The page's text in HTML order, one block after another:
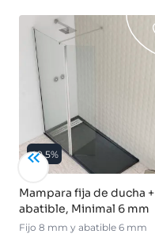
40.5%
Mampara fija de ducha +
abatible, Minimal 6 mm
Fijo 8 mm y abatible 6 mm